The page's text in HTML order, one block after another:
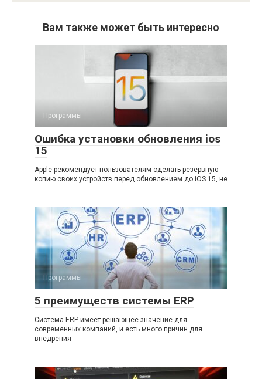
Вам также может быть интересно
Программы
Ошибка установки обновления ios
15
Apple рекомендует пользователям сделать резервную
копию своих устройств перед обновлением до iOS 15, не
Программы
5 преимуществ системы ERP
Система ERP имеет решающее значение для
современных компаний, и есть много причин для
внедрения